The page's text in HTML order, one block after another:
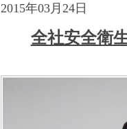
2015年03月24日
全社安全衛